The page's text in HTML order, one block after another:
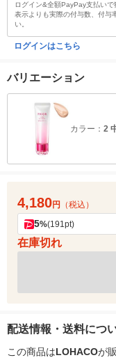
ログイン&全額PayPay支払いで
表示よりも実際の付与数、付与
い。
ログインはこちら
バリエーション
カラー： 2
4,180円 （税込）
5%(191pt)
在庫切れ
配送情報・送料につ
この商品はLOHACOが